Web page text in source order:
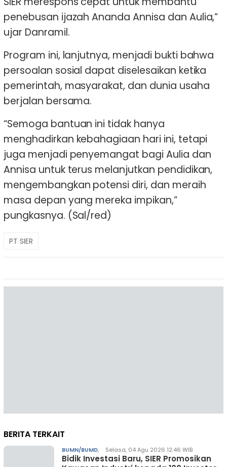
penebusan ijazah Ananda Annisa dan Aulia,”
ujar Danramil.
Program ini, lanjutnya, menjadi bukti bahwa
persoalan sosial dapat diselesaikan ketika
pemerintah, masyarakat, dan dunia usaha
berjalan bersama.
“Semoga bantuan ini tidak hanya
menghadirkan kebahagiaan hari ini, tetapi
juga menjadi penyemangat bagi Aulia dan
Annisa untuk terus melanjutkan pendidikan,
mengembangkan potensi diri, dan meraih
masa depan yang mereka impikan,”
pungkasnya. (Sal/red)
PT SIER
BERITA TERKAIT
BUMN/BUMD, Selasa, 04 Agu 2026 12:46 WIB
Bidik Investasi Baru, SIER Promosikan